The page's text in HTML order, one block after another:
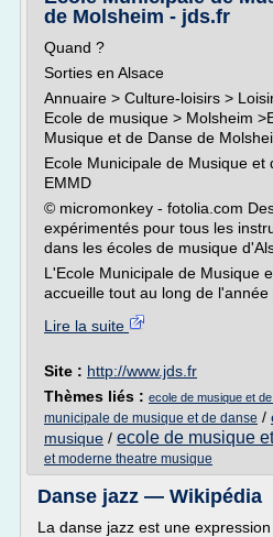
de Molsheim - jds.fr
Quand ?
Sorties en Alsace
Annuaire > Culture-loisirs >
Ecole de musique > Molsheim
Musique et de Danse de
Ecole Municipale de Musique et
EMMD
© micromonkey - fotolia.com
expérimentés pour tous les
dans les écoles de musique
L'Ecole Municipale de Musique
accueille tout au long de l'année
Lire la suite
Site : http://www.jds.fr
Thèmes liés : ecole de musique et
municipale de musique et de danse /
musique / ecole de musique
et moderne theatre musique
Danse jazz — Wikipédia
La danse jazz est une